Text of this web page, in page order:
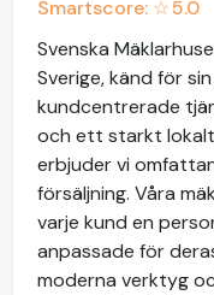
Smartscore: ☆5.0
Svenska
Sverige, känd för
kundcentrerade
och ett starkt
erbjuder vi
försäljning. Våra
varje kund en
anpassade för
moderna verktyg